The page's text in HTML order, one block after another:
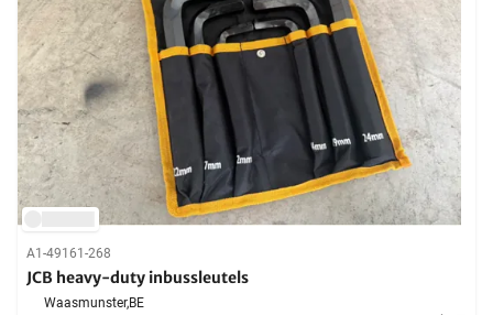
A1-49161-268
JCB heavy-duty inbussleutels
Waasmunster,BE